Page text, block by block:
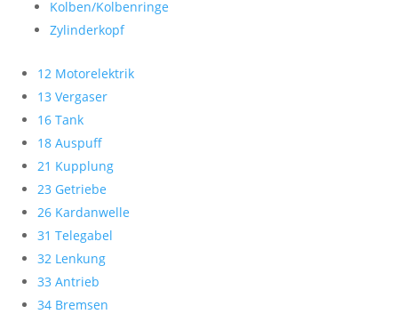
Kolben/Kolbenringe
Zylinderkopf
12 Motorelektrik
13 Vergaser
16 Tank
18 Auspuff
21 Kupplung
23 Getriebe
26 Kardanwelle
31 Telegabel
32 Lenkung
33 Antrieb
34 Bremsen